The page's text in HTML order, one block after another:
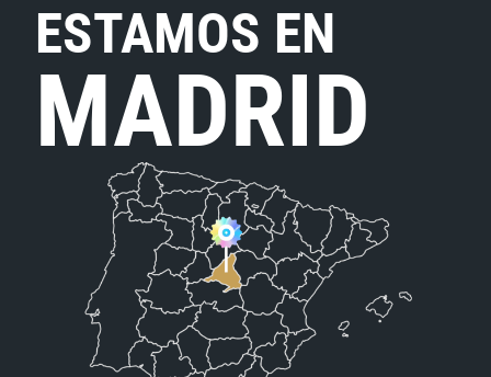
ESTAMOS EN
MADRID